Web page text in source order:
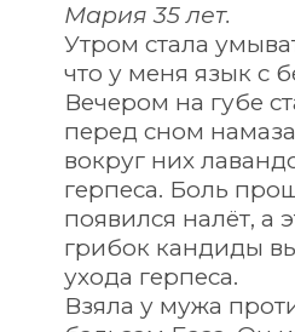
Мария 35 лет.
Утром стала
что у меня язык с
Вечером на губе
перед сном
вокруг них
герпеса. Боль
появился налёт, а
грибок кандиды
ухода герпеса.
Взяла у мужа